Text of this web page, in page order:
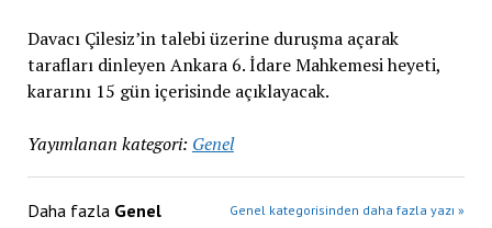
Davacı Çilesiz’in talebi üzerine duruşma açarak
tarafları dinleyen Ankara 6. İdare Mahkemesi heyeti,
kararını 15 gün içerisinde açıklayacak.
Yayımlanan kategori: Genel
Daha fazla Genel Genel kategorisinden daha fazla yazı »